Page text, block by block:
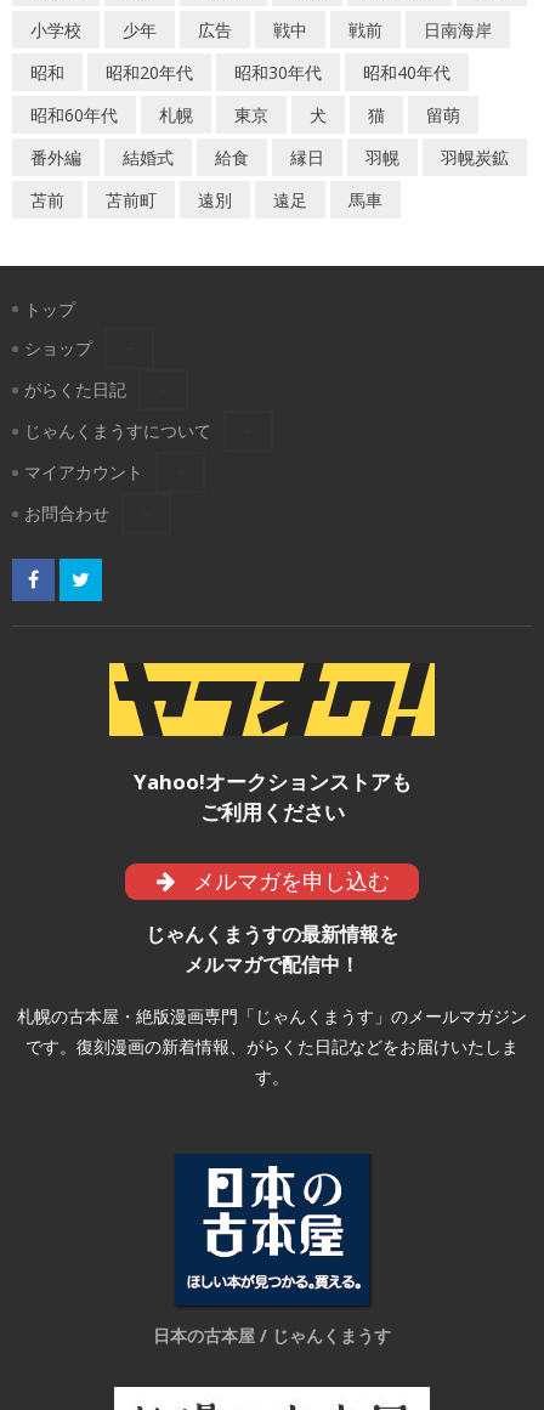
小学校
少年 広告 戦中 戦前
日南海岸
昭和
昭和20年代 昭和30年代
昭和40年代
昭和60年代
札幌 東京 犬 猫
留萌
番外編
結婚式 給食 縁日 羽幌
羽幌炭鉱
苫前
苫前町 遠別 遠足 馬車
トップ
ショップ
がらくた日記
じゃんくまうすについて
マイアカウント
お問合わせ
Yahoo!オークションストアも
ご利用ください
メルマガを申し込む
じゃんくまうすの最新情報を
メルマガで配信中！
札幌の古本屋・絶版漫画専門「じゃんくまうす」のメールマガジン
です。復刻漫画の新着情報、がらくた日記などをお届けいたしま
す。
日本の古本屋 / じゃんくまうす